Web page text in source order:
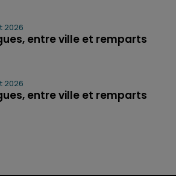
2026
entre ville et remparts
2026
entre ville et remparts